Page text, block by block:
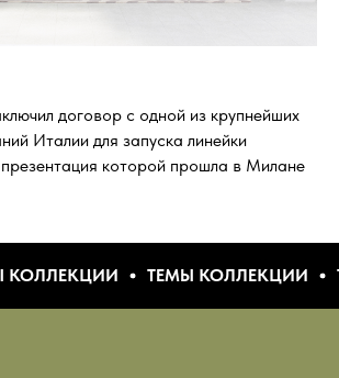
договор с одной из крупнейших
Италии для запуска линейки
которой прошла в Милане
ТЕМЫ КОЛЛЕКЦИИ ТЕМЫ